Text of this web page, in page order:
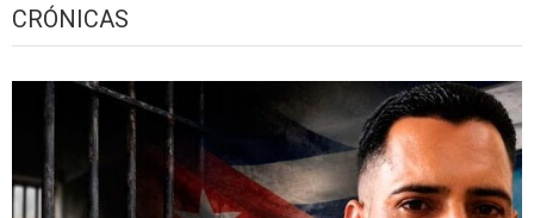
CRÓNICAS